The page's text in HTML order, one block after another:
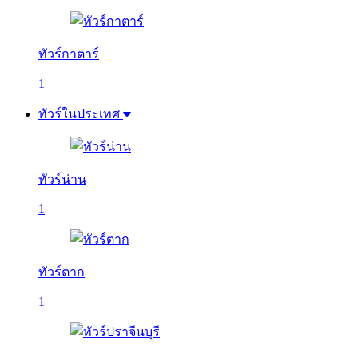
ทัวร์กาตาร์
1
ทัวร์ในประเทศ
ทัวร์น่าน
1
ทัวร์ตาก
1